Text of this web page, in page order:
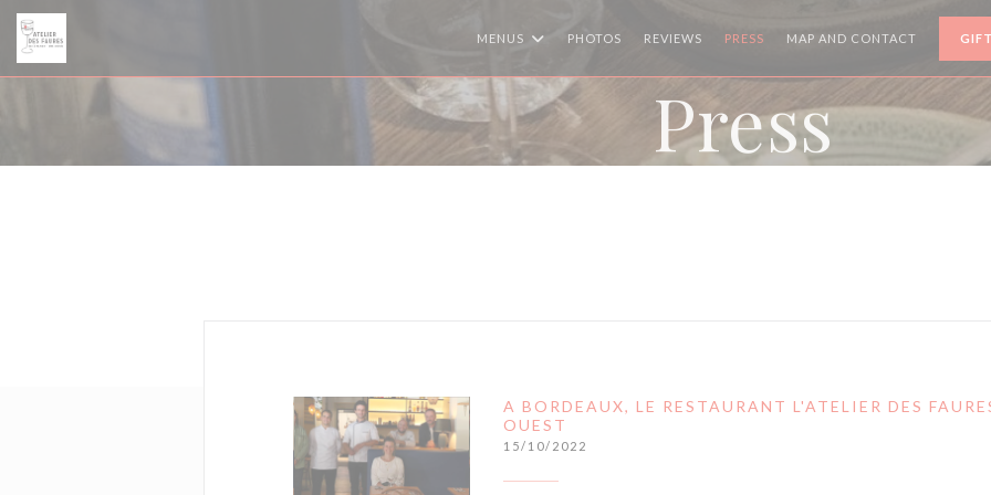
Personalizing your cookie choices
MENUS PHOTOS REVIEWS PRESS MAP AND CONTACT
Press
A BORDEAUX, LE RESTAURANT L'ATELIER DES
OUEST
15/10/2022